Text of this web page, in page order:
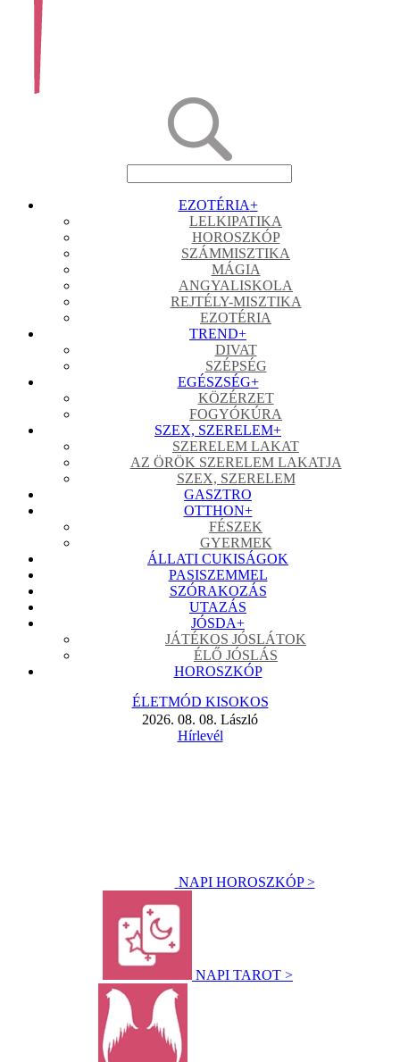
EZOTÉRIA+
LELKIPATIKA
HOROSZKÓP
SZÁMMISZTIKA
MÁGIA
ANGYALISKOLA
REJTÉLY-MISZTIKA
EZOTÉRIA
TREND+
DIVAT
SZÉPSÉG
EGÉSZSÉG+
KÖZÉRZET
FOGYÓKÚRA
SZEX, SZERELEM+
SZERELEM LAKAT
AZ ÖRÖK SZERELEM LAKATJA
SZEX, SZERELEM
GASZTRO
OTTHON+
FÉSZEK
GYERMEK
ÁLLATI CUKISÁGOK
PASISZEMMEL
SZÓRAKOZÁS
UTAZÁS
JÓSDA+
JÁTÉKOS JÓSLÁTOK
ÉLŐ JÓSLÁS
HOROSZKÓP
ÉLETMÓD KISOKOS
2026. 08. 08. László
Hírlevél
NAPI HOROSZKÓP >
NAPI TAROT >